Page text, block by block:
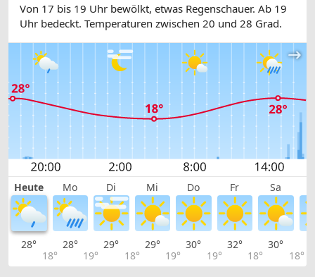
Von 17 bis 19 Uhr bewölkt, etwas Regenschauer. Ab 19
Uhr bedeckt. Temperaturen zwischen 20 und 28 Grad.
Heute Mo Di Mi Do Fr Sa
28°
18°
28°
19°
29°
18°
29°
19°
30°
19°
32°
18°
30°
18°